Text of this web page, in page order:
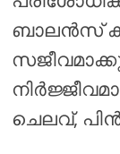
ബാലൻസ്
ചെലവ്,